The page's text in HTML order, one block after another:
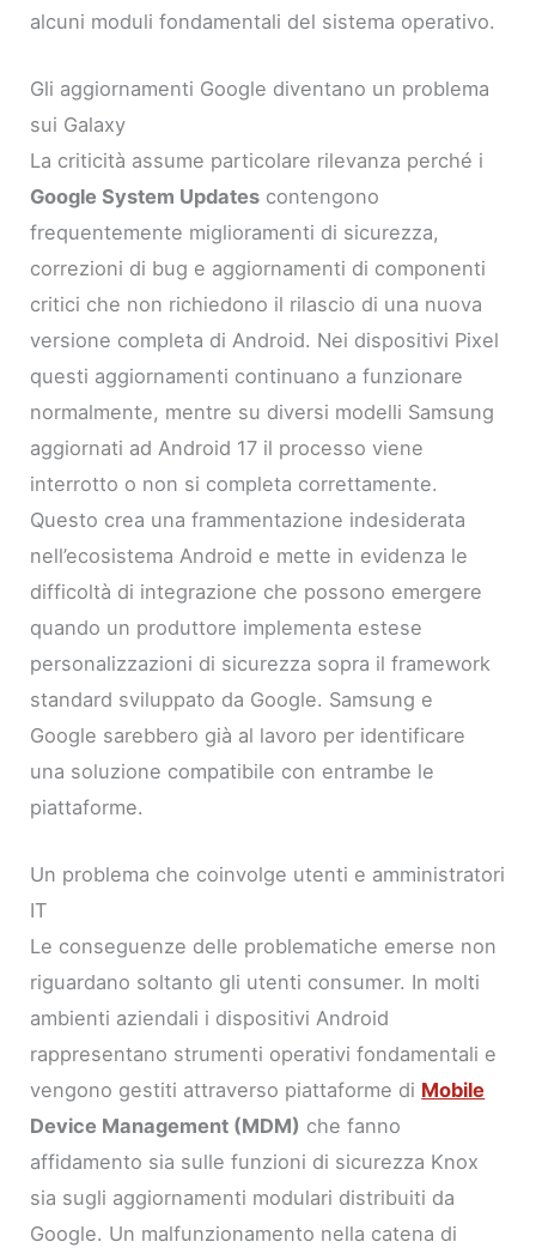
alcuni moduli fondamentali del sistema operativo.
Gli aggiornamenti Google diventano un problema
sui Galaxy
La criticità assume particolare rilevanza perché i
Google System Updates contengono
frequentemente miglioramenti di sicurezza,
correzioni di bug e aggiornamenti di componenti
critici che non richiedono il rilascio di una nuova
versione completa di Android. Nei dispositivi Pixel
questi aggiornamenti continuano a funzionare
normalmente, mentre su diversi modelli Samsung
aggiornati ad Android 17 il processo viene
interrotto o non si completa correttamente.
Questo crea una frammentazione indesiderata
nell’ecosistema Android e mette in evidenza le
difficoltà di integrazione che possono emergere
quando un produttore implementa estese
personalizzazioni di sicurezza sopra il framework
standard sviluppato da Google. Samsung e
Google sarebbero già al lavoro per identificare
una soluzione compatibile con entrambe le
piattaforme.
Un problema che coinvolge utenti e amministratori
IT
Le conseguenze delle problematiche emerse non
riguardano soltanto gli utenti consumer. In molti
ambienti aziendali i dispositivi Android
rappresentano strumenti operativi fondamentali e
vengono gestiti attraverso piattaforme di Mobile
Device Management (MDM) che fanno
affidamento sia sulle funzioni di sicurezza Knox
sia sugli aggiornamenti modulari distribuiti da
Google. Un malfunzionamento nella catena di